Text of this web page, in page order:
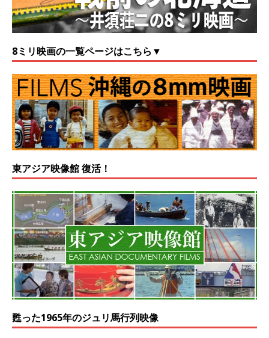
8ミリ映画の一覧ページはこちら▼
東アジア映像館 復活！
甦った1965年のジュリ馬行列映像